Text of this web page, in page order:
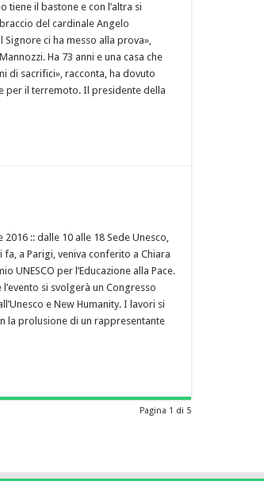
tiene il bastone e con l’altra si
del cardinale Angelo
Signore ci ha messo alla prova»,
Ha 73 anni e una casa che
di sacrifici», racconta, ha dovuto
per il terremoto. Il presidente della
2016 :: dalle 10 alle 18 Sede Unesco,
fa, a Parigi, veniva conferito a Chiara
UNESCO per l’Educazione alla Pace.
si svolgerà un Congresso
e New Humanity. I lavori si
la prolusione di un rappresentante
Pagina 1 di 5